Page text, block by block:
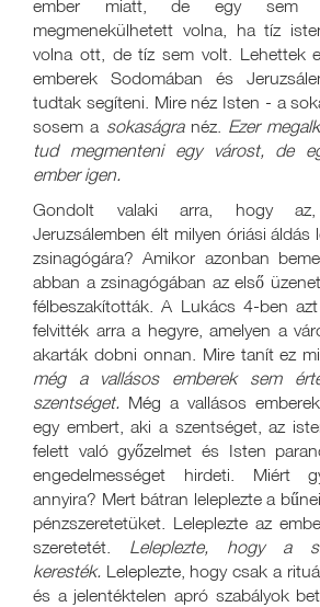
ember miatt, de egy sem
megmenekülhetett volna, ha tíz
volna ott, de tíz sem volt. Lehettek
emberek Sodomában és
tudtak segíteni. Mire néz Isten - a
sosem a sokaságranéz. Ezer
tud megmenteni egy várost, de
ember igen.
Gondolt valaki arra, hogy
Jeruzsálemben élt milyen óriási áldás
zsinagógára? Amikor azonban
abban a zsinagógában az első
félbeszakították. A Lukács 4-ben
felvitték arra a hegyre, amelyen a
akarták dobni onnan. Mire tanít ez
még a vallásos emberek sem
szentséget. Még a vallásos
egy embert, aki a szentséget, az
felett való győzelmet és Isten
engedelmességet hirdeti. Miért
annyira? Mert bátran leleplezte a
pénzszeretetüket. Leleplezte az
szeretetét. Leleplezte, hogy a
keresték. Leleplezte, hogy csak a
és a jelentéktelen apró szabályok